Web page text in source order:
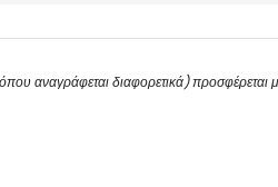
αναγράφεται διαφορετικά) προσφέρεται